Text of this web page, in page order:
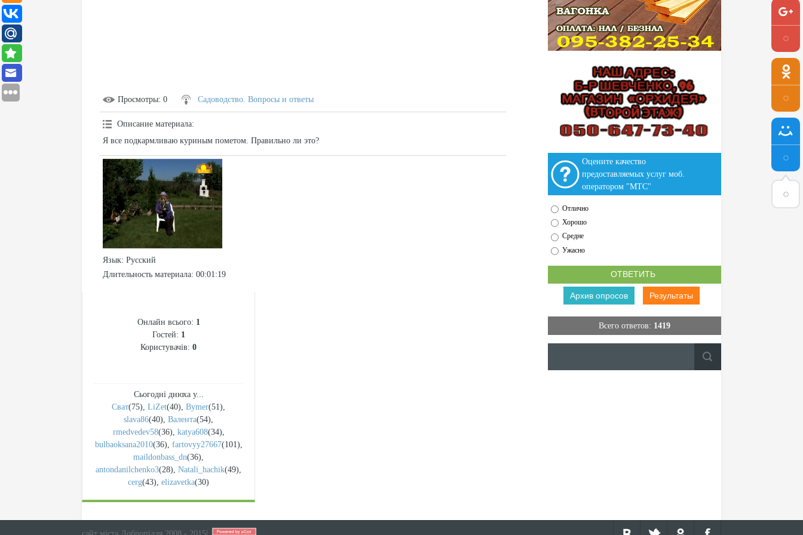
Просмотры: 0 Садоводство. Вопросы и ответы
Описание материала:
Я все подкармливаю куриным пометом. Правильно ли это?
Язык: Русский
Длительность материала: 00:01:19
Оцените качество
предоставляемых услуг моб.
оператором "МТС"
Отлично
Хорошо
Средне
Ужасно
Архив опросов Результаты
Всего ответов: 1419
Онлайн всього: 1
Гостей: 1
Користувачів: 0
Сьогодні днюха у...
Сват(75), LiZet(40), Bymer(51),
slava86(40), Валента(54),
rmedvedev58(36), katya608(34),
bulbaoksana2010(36), fartovyy27667(101),
maildonbass_dn(36),
antondanilchenko3(28), Natali_hachik(49),
cerg(43), elizavetka(30)